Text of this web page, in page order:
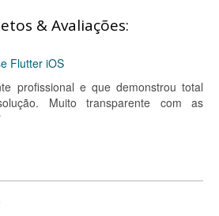
& Avaliações:
Flutter iOS
profissional e que demonstrou total
Muito transparente com as